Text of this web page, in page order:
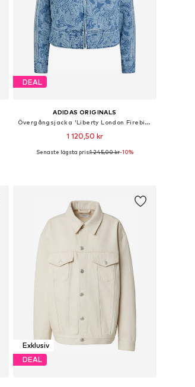
DEAL
ADIDAS ORIGINALS
Övergångsjacka 'Liberty London Firebird'
1 120,50 kr
Senaste lägsta pris:1 245,00 kr-10%
Exklusiv
DEAL